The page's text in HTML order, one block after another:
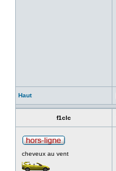
Haut
f1clc
cheveux au vent